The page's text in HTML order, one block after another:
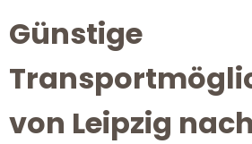
Günstige
von Leipzig